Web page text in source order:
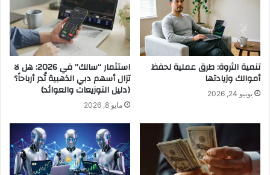
تنمية الثروة: طرق عملية لحفظ
أموالك وزيادتها
يونيو 24, 2026
استثمار “سالك” في 2026: هل لا
تزال أسهم دبي الذهبية تُدر أرباحاً؟
(دليل التوزيعات والعوائد)
مايو 8, 2026